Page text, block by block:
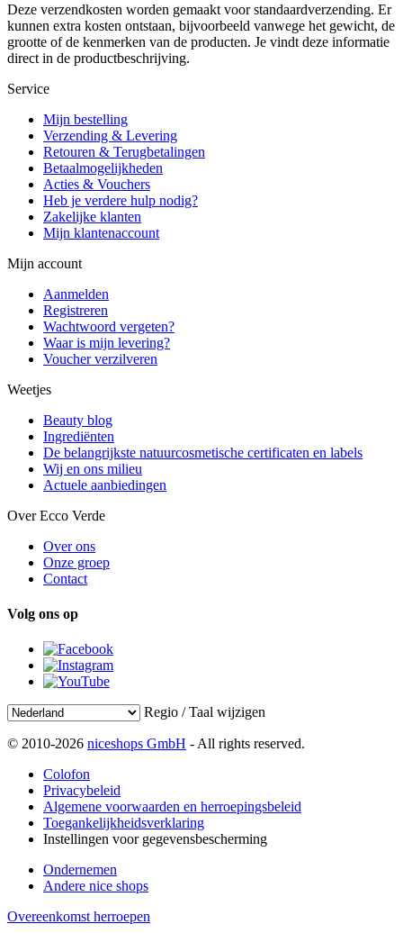
Deze verzendkosten worden gemaakt voor standaardverzending. Er
kunnen extra kosten ontstaan, bijvoorbeeld vanwege het gewicht, de
grootte of de kenmerken van de producten. Je vindt deze informatie
direct in de productbeschrijving.
Service
Mijn bestelling
Verzending & Levering
Retouren & Terugbetalingen
Betaalmogelijkheden
Acties & Vouchers
Heb je verdere hulp nodig?
Zakelijke klanten
Mijn klantenaccount
Mijn account
Aanmelden
Registreren
Wachtwoord vergeten?
Waar is mijn levering?
Voucher verzilveren
Weetjes
Beauty blog
Ingrediënten
De belangrijkste natuurcosmetische certificaten en labels
Wij en ons milieu
Actuele aanbiedingen
Over Ecco Verde
Over ons
Onze groep
Contact
Volg ons op
Regio / Taal wijzigen
© 2010-2026 niceshops GmbH - All rights reserved.
Colofon
Privacybeleid
Algemene voorwaarden en herroepingsbeleid
Toegankelijkheidsverklaring
Instellingen voor gegevensbescherming
Ondernemen
Andere nice shops
Overeenkomst herroepen